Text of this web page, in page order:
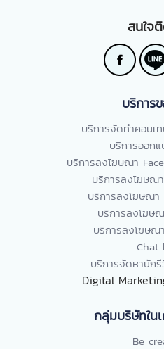
สนใจ
บริการ
บริการจัดทำคอนเ
บริการออกแ
บริการลงโฆษณา
บริการลงโฆษณ
บริการลงโฆษณ
บริการลงโฆษ
บริการลงโฆษ
Chat
บริการจัดหานัก
Digital
กลุ่มบริษัทใน
Be